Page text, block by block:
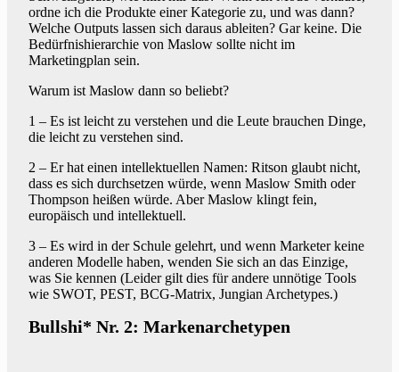
ordne ich die Produkte einer Kategorie zu, und was dann?
Welche Outputs lassen sich daraus ableiten? Gar keine. Die
Bedürfnishierarchie von Maslow sollte nicht im
Marketingplan sein.
Warum ist Maslow dann so beliebt?
1 – Es ist leicht zu verstehen und die Leute brauchen Dinge,
die leicht zu verstehen sind.
2 – Er hat einen intellektuellen Namen: Ritson glaubt nicht,
dass es sich durchsetzen würde, wenn Maslow Smith oder
Thompson heißen würde. Aber Maslow klingt fein,
europäisch und intellektuell.
3 – Es wird in der Schule gelehrt, und wenn Marketer keine
anderen Modelle haben, wenden Sie sich an das Einzige,
was Sie kennen (Leider gilt dies für andere unnötige Tools
wie SWOT, PEST, BCG-Matrix, Jungian Archetypes.)
Bullshi* Nr. 2: Markenarchetypen